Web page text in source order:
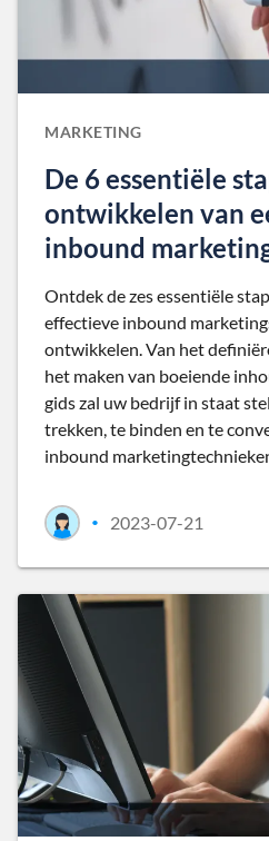
MARKETING
De 6 essentiële
ontwikkelen van
inbound
Ontdek de zes essentiële
effectieve inbound
ontwikkelen. Van het
het maken van boeiende
gids zal uw bedrijf in staat
trekken, te binden en te
inbound
• 2023-07-21